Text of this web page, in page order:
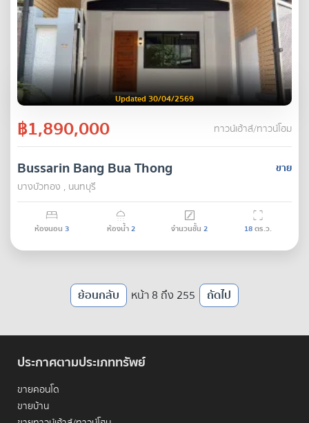
Updated 30/04/2569
฿1,890,000 ทาวน์เฮ้าส์/ทาวน์โฮม
ขาย
Bussarin Bang Bua Thong
บางบัวทอง , นนทบุรี
ห้องนอน 3 ห้องน้ำ2 จำนวนชั้น 2 18ตร.ว.
ย้อนกลับ หน้า 8 ถึง 255 ถัดไป
ประกาศตามประเภททรัพย์
ขายคอนโด
ขายบ้าน